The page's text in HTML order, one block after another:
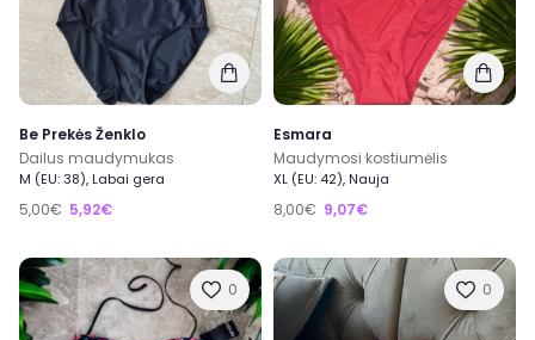
Be Prekės Ženklo
Dailus maudymukas
M (EU: 38), Labai gera
5,00€ 5,92€
Esmara
Maudymosi kostiumėlis
XL (EU: 42), Nauja
8,00€ 9,07€
0 0